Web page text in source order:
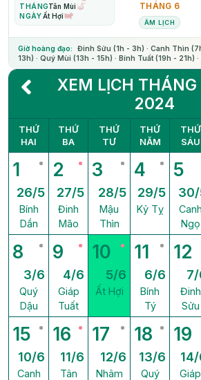
THÁNGTân Mùi
NGÀYẤt Hợi
THÁNG 6
ÂM LỊCH
Giờ hoàng đạo:
Đinh Sửu (1h - 3h) · Canh Thìn
13h) · Quý Mùi (13h - 15h) · Bính Tuất (19h - 21h)
XEM LỊCH
2024
THỨ
HAI
THỨ
BA
THỨ
TƯ
THỨ
NĂM
THỨ
SÁU
1
26/5
Bính
Dần
2
27/5
Đinh
Mão
3
28/5
Mậu
Thìn
4
29/5
Kỷ Tỵ
5
Canh
Ngọ
8
3/6
Quý
Dậu
9
4/6
Giáp
Tuất
10
5/6
Ất Hợi
11
6/6
Bính
Tý
12
Đinh
Sửu
15
10/6
Canh
16
11/6
Tân
17
12/6
Nhâm
18
13/6
Quý
19
Giáp